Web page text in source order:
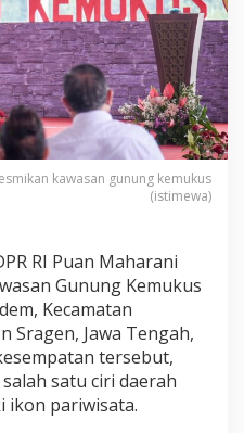
kawasan gunung kemukus
(istimewa)
RI Puan Maharani
Gunung Kemukus
Kecamatan
Sragen, Jawa Tengah,
tersebut,
satu ciri daerah
ikon pariwisata.